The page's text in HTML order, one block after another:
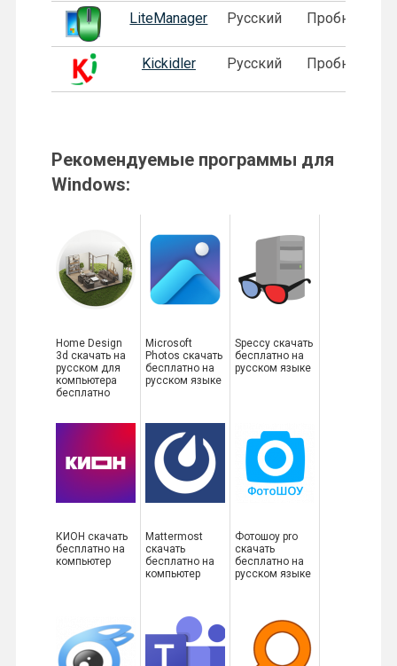
LiteManager Русский Пробная
Kickidler Русский Пробная
Рекомендуемые программы для
Windows:
Home Design
3d скачать на
русском для
компьютера
бесплатно
Microsoft
Photos скачать
бесплатно на
русском языке
Speccy скачать
бесплатно на
русском языке
КИОН скачать
бесплатно на
компьютер
Mattermost
скачать
бесплатно на
компьютер
Фотошоу pro
скачать
бесплатно на
русском языке